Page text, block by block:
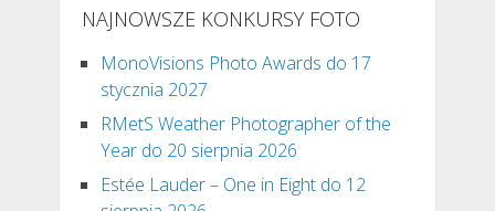
NAJNOWSZE KONKURSY FOTO
MonoVisions Photo Awards do 17
stycznia 2027
RMetS Weather Photographer of the
Year do 20 sierpnia 2026
Estée Lauder – One in Eight do 12